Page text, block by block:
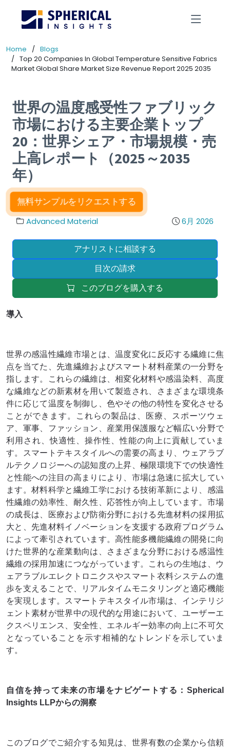
Home
Blogs
Top 20 Companies In Global Temperature Sensitive Fabrics
Market Global Share Market Size Revenue Report 2025 2035
世界の温度感受性ファブリック
市場における主要企業トップ
20：世界シェア・市場規模・売
上高レポート（2025～2035
年）
無料サンプルをリクエストする
Advanced Material 6月 2026
アナリストに相談する
目次の請求
このブログを購入する
導入
世界の感温性繊維市場とは、温度変化に反応する繊維に焦
点を当てた、先進繊維およびスマート材料産業の一分野を
指します。これらの繊維は、相変化材料や感温染料、高度
な繊維などの新素材を用いて製造され、さまざまな環境条
件に応じて温度を制御し、色やその他の特性を変化させる
ことができます。これらの製品は、医療、スポーツウェ
ア、軍事、ファッション、産業用保護服など幅広い分野で
利用され、快適性、操作性、性能の向上に貢献していま
す。スマートテキスタイルへの需要の高まり、ウェアラブ
ルテクノロジーへの認知度の上昇、極限環境下での快適性
と性能への注目の高まりにより、市場は急速に拡大してい
ます。材料科学と繊維工学における技術革新により、感温
性繊維の効率性、耐久性、応答性が向上しています。市場
の成長は、医療および防衛分野における先進材料の採用拡
大と、先進材料イノベーションを支援する政府プログラム
によって牽引されています。高性能多機能繊維の開発に向
けた世界的な産業動向は、さまざまな分野における感温性
繊維の採用加速につながっています。これらの生地は、ウ
ェアラブルエレクトロニクスやスマート衣料システムの進
歩を支えることで、リアルタイムモニタリングと適応機能
を実現します。スマートテキスタイル市場は、インテリジ
ェント素材が世界中の現代的な用途において、ユーザーエ
クスペリエンス、安全性、エネルギー効率の向上に不可欠
となっていることを示す相補的なトレンドを示していま
す。
自信を持って未来の市場をナビゲートする：Spherical
Insights LLPからの洞察
このブログでご紹介する知見は、世界有数の企業から信頼